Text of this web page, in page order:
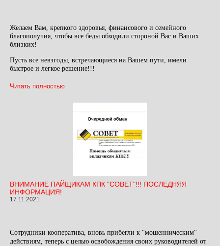
Желаем Вам, крепкого здоровья, финансового и семейного
благополучия, чтобы все беды обходили стороной Вас и Ваших
близких!
Пусть все невзгоды, встречающиеся на Вашем пути, имели
быстрое и легкое решение!!!
Читать полностью
ВНИМАНИЕ ПАЙЩИКАМ КПК "СОВЕТ"!!! ПОСЛЕДНЯЯ
ИНФОРМАЦИЯ!
17.11.2021
Сотрудники кооператива, вновь прибегли к "мошенническим"
действиям, теперь с целью освобождения своих руководителей от